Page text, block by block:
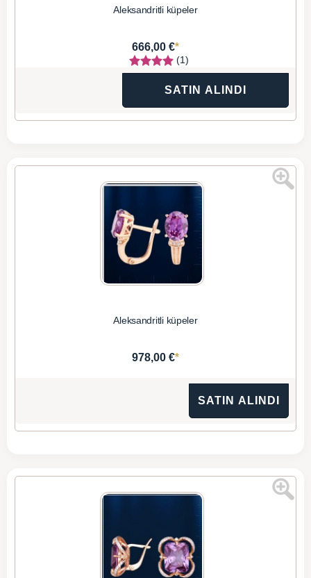
Aleksandritli küpeler
666,00 €*
(1)
SATIN ALINDI
Aleksandritli küpeler
978,00 €*
SATIN ALINDI